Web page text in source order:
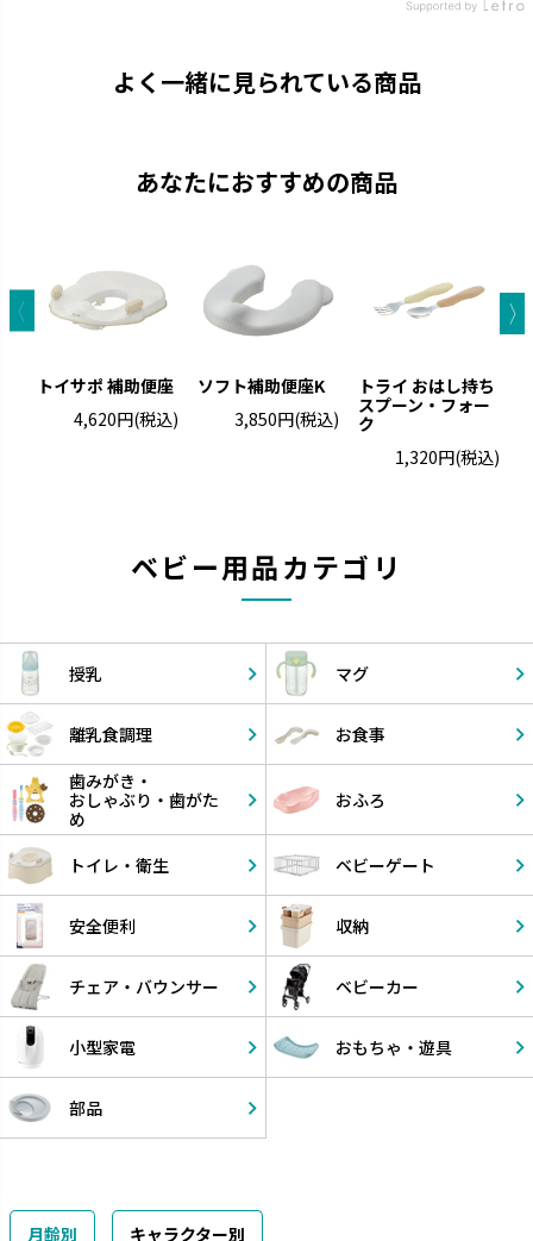
よく一緒に見られている商品
あなたにおすすめの商品
トイサポ 補助便座
4,620円(税込)
ソフト補助便座K
3,850円(税込)
トライ おはし持ち
スプーン・フォー
ク
1,320円(税込)
ベビー用品カテゴリ
授乳 マグ
離乳食調理
お食事
歯みがき・
おしゃぶり・ 歯がた
め
おふろ
トイレ・衛生 ベビーゲート
安全便利 収納
チェア・ バウンサー ベビーカー
小型家電 おもちゃ・ 遊具
部品
月齢別 キャラクター別